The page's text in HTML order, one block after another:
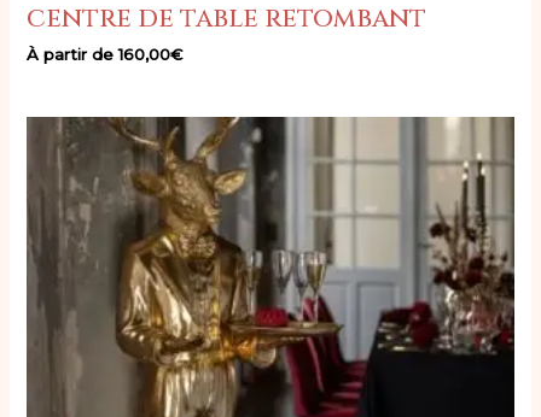
centre de table retombant
À partir de160,00€